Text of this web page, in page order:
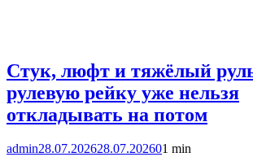
Стук, люфт и тяжёлый
рулевую рейку уже нельзя
откладывать на потом
admin28.07.202628.07.202601 min